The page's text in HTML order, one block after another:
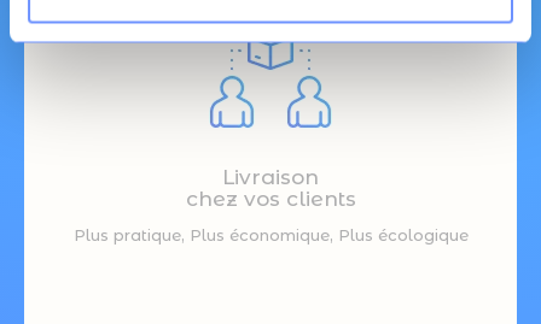
Livraison
chez vos clients
Plus pratique, Plus économique, Plus écologique